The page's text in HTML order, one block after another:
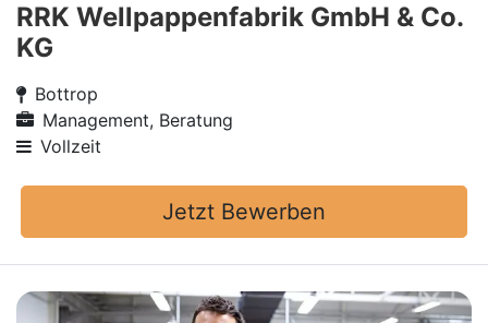
RRK Wellpappenfabrik GmbH & Co.
KG
Bottrop
Management, Beratung
Vollzeit
Jetzt Bewerben